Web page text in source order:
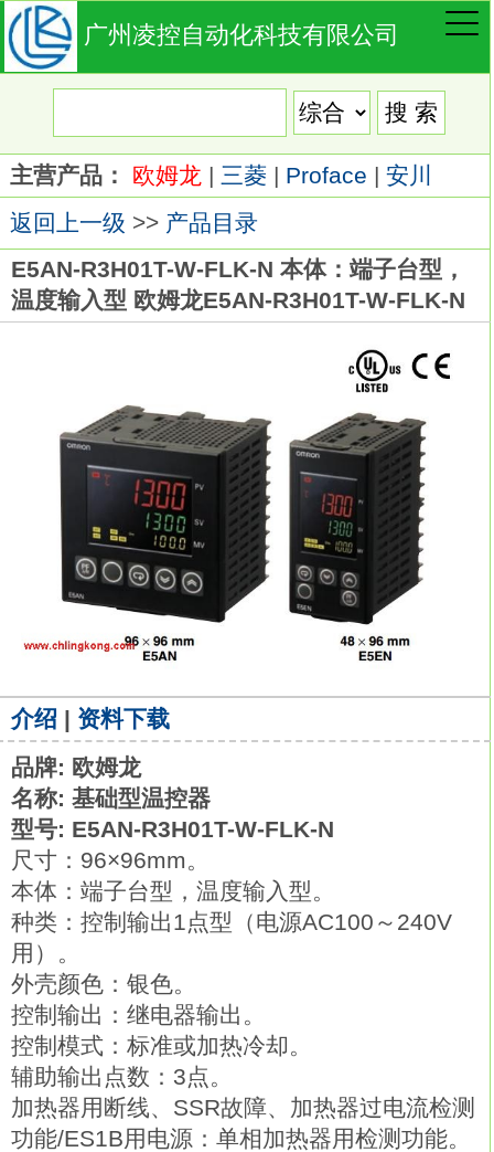
广州凌控自动化科技有限公司
主营产品： 欧姆龙 | 三菱 | Proface | 安川
返回上一级 >> 产品目录
E5AN-R3H01T-W-FLK-N 本体：端子台型，
温度输入型 欧姆龙E5AN-R3H01T-W-FLK-N
介绍 | 资料下载
品牌: 欧姆龙
名称: 基础型温控器
型号: E5AN-R3H01T-W-FLK-N
尺寸：96×96mm。
本体：端子台型，温度输入型。
种类：控制输出1点型（电源AC100～240V
用）。
外壳颜色：银色。
控制输出：继电器输出。
控制模式：标准或加热冷却。
辅助输出点数：3点。
加热器用断线、SSR故障、加热器过电流检测
功能/ES1B用电源：单相加热器用检测功能。